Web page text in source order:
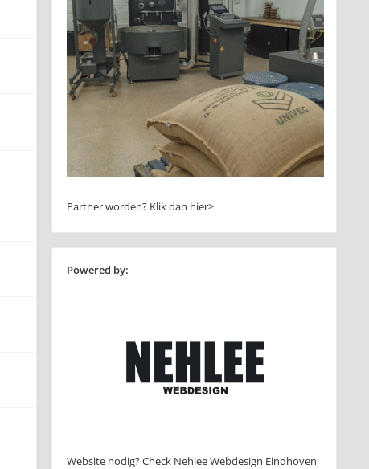
Partner worden? Klik dan hier>
Powered by:
Website nodig? Check Nehlee Webdesign Eindhoven